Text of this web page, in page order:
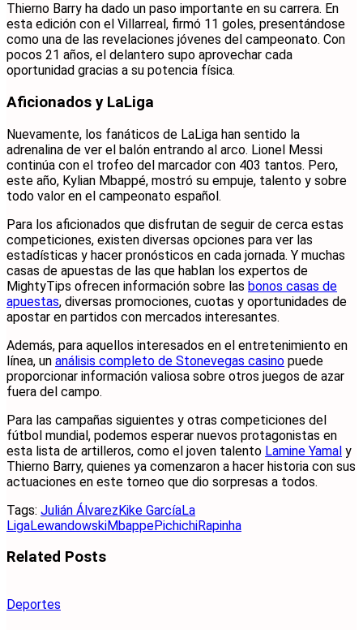
Thierno Barry ha dado un paso importante en su carrera. En
esta edición con el Villarreal, firmó 11 goles, presentándose
como una de las revelaciones jóvenes del campeonato. Con
pocos 21 años, el delantero supo aprovechar cada
oportunidad gracias a su potencia física.
Aficionados y LaLiga
Nuevamente, los fanáticos de LaLiga han sentido la
adrenalina de ver el balón entrando al arco. Lionel Messi
continúa con el trofeo del marcador con 403 tantos. Pero,
este año, Kylian Mbappé, mostró su empuje, talento y sobre
todo valor en el campeonato español.
Para los aficionados que disfrutan de seguir de cerca estas
competiciones, existen diversas opciones para ver las
estadísticas y hacer pronósticos en cada jornada. Y muchas
casas de apuestas de las que hablan los expertos de
MightyTips ofrecen información sobre las bonos casas de
apuestas, diversas promociones, cuotas y oportunidades de
apostar en partidos con mercados interesantes.
Además, para aquellos interesados en el entretenimiento en
línea, un análisis completo de Stonevegas casino puede
proporcionar información valiosa sobre otros juegos de azar
fuera del campo.
Para las campañas siguientes y otras competiciones del
fútbol mundial, podemos esperar nuevos protagonistas en
esta lista de artilleros, como el joven talento Lamine Yamal y
Thierno Barry, quienes ya comenzaron a hacer historia con sus
actuaciones en este torneo que dio sorpresas a todos.
Tags: Julián ÁlvarezKike GarcíaLa
LigaLewandowskiMbappePichichiRapinha
Related Posts
Deportes